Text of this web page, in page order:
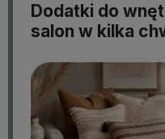
Dodatki do
salon w kilka